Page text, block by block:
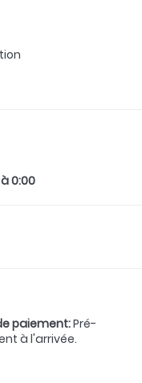
0:00
paiement:Pré-
à l'arrivée.